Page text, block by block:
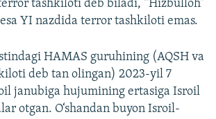
tashkiloti deb biladi, “Hizbulloh”
YI nazdida terror tashkiloti emas.
HAMAS guruhining (AQSH va
deb tan olingan) 2023-yil 7
janubiga hujumining ertasiga Isroil
otgan. O‘shandan buyon Isroil-